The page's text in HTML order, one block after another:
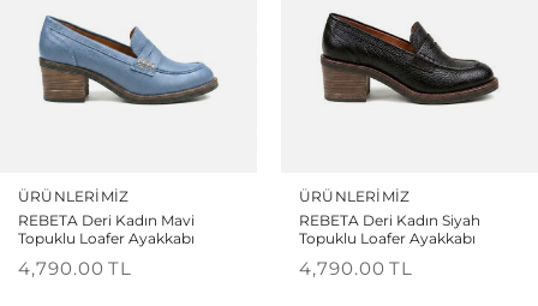
ÜRÜNLERIMIZ
REBETA Deri Kadın Mavi
Topuklu Loafer Ayakkabı
4,790.00 TL
ÜRÜNLERIMIZ
REBETA Deri Kadın Siyah
Topuklu Loafer Ayakkabı
4,790.00 TL